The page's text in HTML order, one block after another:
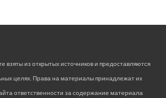
из открытых источников и предоставляются
целях. Права на материалы принадлежат их
ответственности за содержание материала